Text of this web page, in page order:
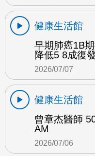
健康生活館
早期肺癌1B
降低5 8成復
2026/07/07
健康生活館
曾章杰醫師
AM
2026/07/06